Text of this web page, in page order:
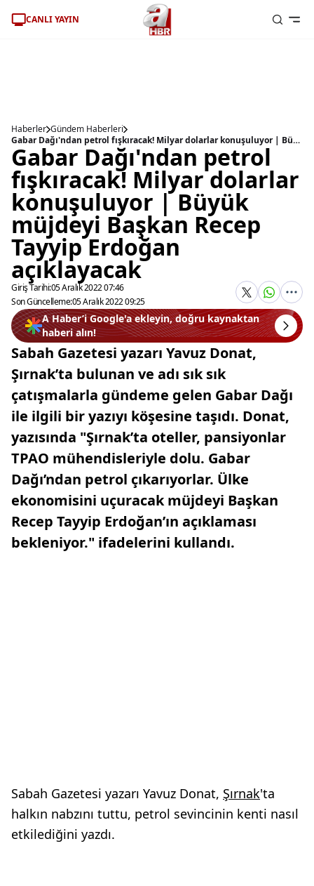
CANLI YAYIN
Haberler Gündem Haberleri
Gabar Dağı'ndan petrol fışkıracak! Milyar dolarlar konuşuluyor | Büyük müjdeyi Başkan Recep Tayyip Erdoğan açıklayacak
Gabar Dağı'ndan petrol
fışkıracak! Milyar dolarlar
konuşuluyor | Büyük
müjdeyi Başkan Recep
Tayyip Erdoğan
açıklayacak
Giriş Tarihi:05 Aralık 2022 07:46
Son Güncelleme:05 Aralık 2022 09:25
A Haber’i Google'a ekleyin, doğru kaynaktan
haberi alın!
Sabah Gazetesi yazarı Yavuz Donat,
Şırnak’ta bulunan ve adı sık sık
çatışmalarla gündeme gelen Gabar Dağı
ile ilgili bir yazıyı köşesine taşıdı. Donat,
yazısında "Şırnak’ta oteller, pansiyonlar
TPAO mühendisleriyle dolu. Gabar
Dağı’ndan petrol çıkarıyorlar. Ülke
ekonomisini uçuracak müjdeyi Başkan
Recep Tayyip Erdoğan’ın açıklaması
bekleniyor." ifadelerini kullandı.
Sabah Gazetesi yazarı Yavuz Donat, Şırnak'ta
halkın nabzını tuttu, petrol sevincinin kenti nasıl
etkilediğini yazdı.